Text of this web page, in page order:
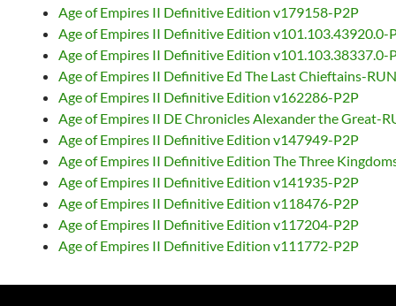
Age of Empires II Definitive Edition v179158-P2P
Age of Empires II Definitive Edition v101.103.43920.0-
Age of Empires II Definitive Edition v101.103.38337.0-
Age of Empires II Definitive Ed The Last Chieftains-
Age of Empires II Definitive Edition v162286-P2P
Age of Empires II DE Chronicles Alexander the Great-
Age of Empires II Definitive Edition v147949-P2P
Age of Empires II Definitive Edition The Three
Age of Empires II Definitive Edition v141935-P2P
Age of Empires II Definitive Edition v118476-P2P
Age of Empires II Definitive Edition v117204-P2P
Age of Empires II Definitive Edition v111772-P2P